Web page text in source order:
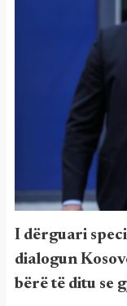
I dërguari
dialogun
bërë të ditu se